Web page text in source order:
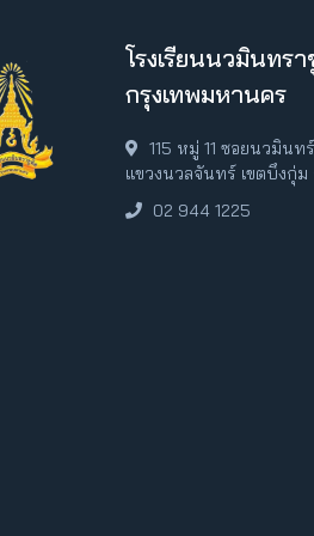
โรงเรียนนวมินทร
กรุงเทพมหานคร
115 หมู่ 11 ซอยนวมิน
แขวงนวลจันทร์ เขตบึงกุ่
02 944 1225